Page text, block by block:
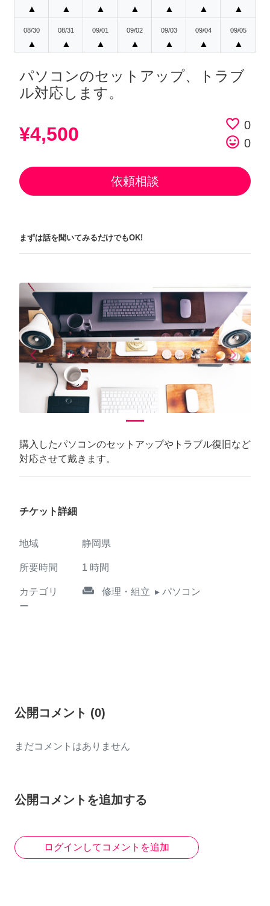
▲ ▲ ▲ ▲ ▲ ▲ ▲
08/30
▲
08/31
▲
09/01
▲
09/02
▲
09/03
▲
09/04
▲
09/05
▲
パソコンのセットアップ、トラブ
ル対応します。
¥4,500 favorite_border 0
tag_faces 0
依頼相談
まずは話を聞いてみるだけでもOK!
arrow_back_iosPrevious arrow_forward_iosNext
購入したパソコンのセットアップやトラブル復旧など
対応させて戴きます。
チケット詳細
地域 静岡県
所要時間 1 時間
カテゴリ
ー
weekend 修理・組立 ▸ パソコン
公開コメント (0)
まだコメントはありません
公開コメントを追加する
ログインしてコメントを追加